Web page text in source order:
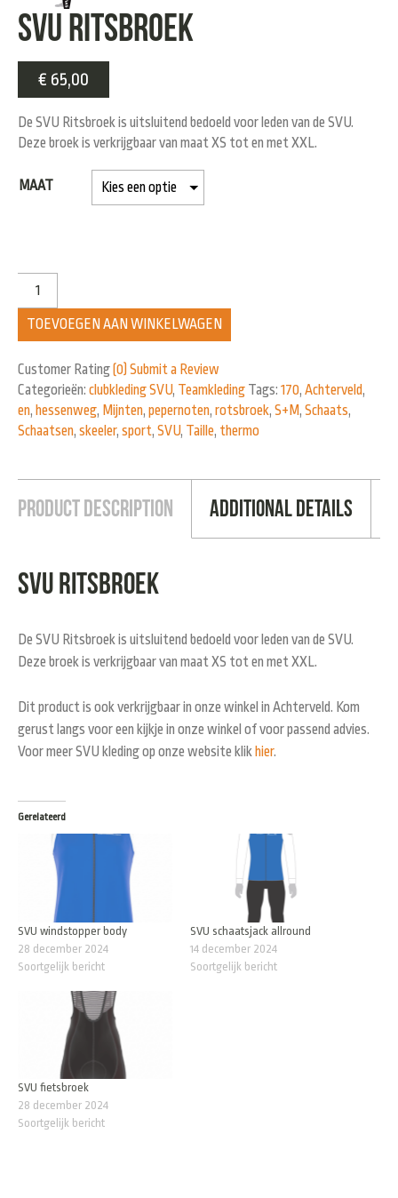
SVU Ritsbroek
€ 65,00
De SVU Ritsbroek is uitsluitend bedoeld voor leden van de SVU.
Deze broek is verkrijgbaar van maat XS tot en met XXL.
MAAT
TOEVOEGEN AAN WINKELWAGEN
Customer Rating(0) Submit a Review
Categorieën: clubkleding SVU, Teamkleding Tags: 170, Achterveld,
en, hessenweg, Mijnten, pepernoten, rotsbroek, S+M, Schaats,
Schaatsen, skeeler, sport, SVU, Taille, thermo
Product Description Additional Details
SVU Ritsbroek
De SVU Ritsbroek is uitsluitend bedoeld voor leden van de SVU.
Deze broek is verkrijgbaar van maat XS tot en met XXL.
Dit product is ook verkrijgbaar in onze winkel in Achterveld. Kom
gerust langs voor een kijkje in onze winkel of voor passend advies.
Voor meer SVU kleding op onze website klik hier.
Gerelateerd
SVU windstopper body
28 december 2024
Soortgelijk bericht
SVU schaatsjack allround
14 december 2024
Soortgelijk bericht
SVU fietsbroek
28 december 2024
Soortgelijk bericht